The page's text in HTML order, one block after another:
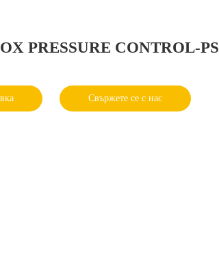
PRESSURE CONTROL-PS
Свържете се с нас